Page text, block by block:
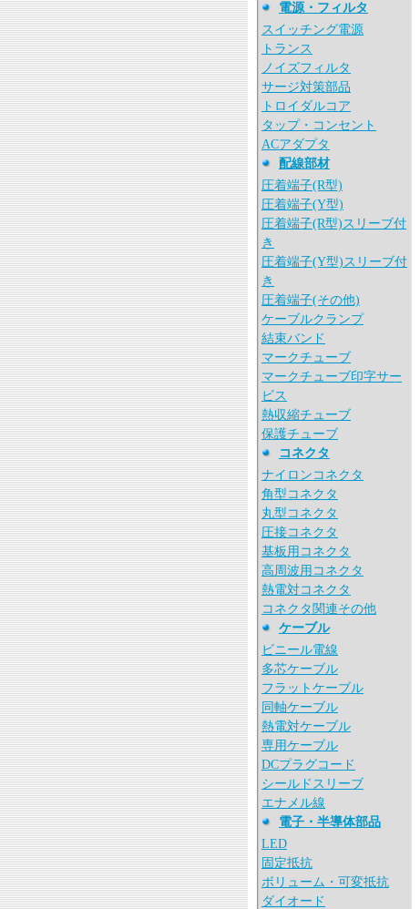
電源・フィルタ
スイッチング電源
トランス
ノイズフィルタ
サージ対策部品
トロイダルコア
タップ・コンセント
ACアダプタ
配線部材
圧着端子(R型)
圧着端子(Y型)
圧着端子(R型)スリーブ付
き
圧着端子(Y型)スリーブ付
き
圧着端子(その他)
ケーブルクランプ
結束バンド
マークチューブ
マークチューブ印字サー
ビス
熱収縮チューブ
保護チューブ
コネクタ
ナイロンコネクタ
角型コネクタ
丸型コネクタ
圧接コネクタ
基板用コネクタ
高周波用コネクタ
熱電対コネクタ
コネクタ関連その他
ケーブル
ビニール電線
多芯ケーブル
フラットケーブル
同軸ケーブル
熱電対ケーブル
専用ケーブル
DCプラグコード
シールドスリーブ
エナメル線
電子・半導体部品
LED
固定抵抗
ボリューム・可変抵抗
ダイオード